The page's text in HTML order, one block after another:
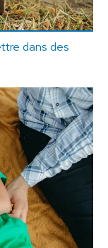
dans des